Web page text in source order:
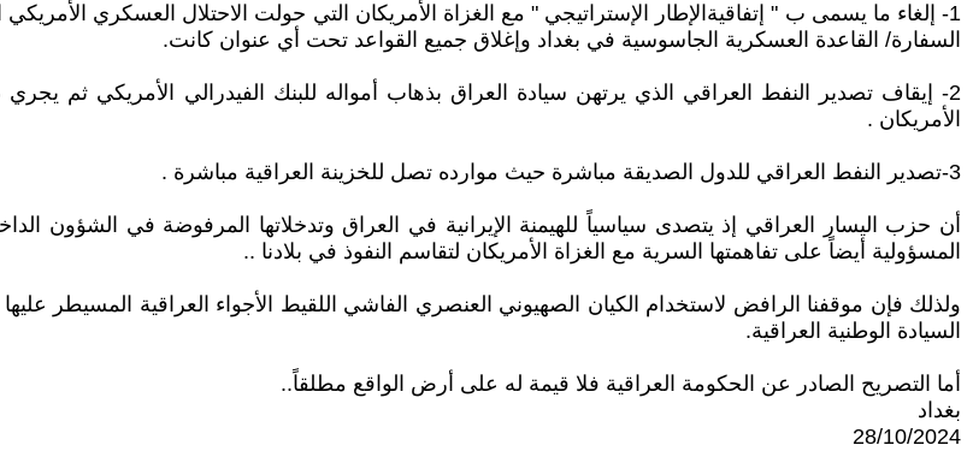
1- إلغاء ما يسمى ب " إتفاقيةالإطار الإستراتيجي " مع الغزاة الأمريكان التي حولت الاحتلال العسكري
السفارة/ القاعدة العسكرية الجاسوسية في بغداد وإغلاق جميع القواعد تحت أي عنوان كانت.
2- إيقاف تصدير النفط العراقي الذي يرتهن سيادة العراق بذهاب أمواله للبنك الفيدرالي الأمريكي ثم
الأمريكان .
3-تصدير النفط العراقي للدول الصديقة مباشرة حيث موارده تصل للخزينة العراقية مباشرة .
أن حزب اليسار العراقي إذ يتصدى سياسياً للهيمنة الإيرانية في العراق وتدخلاتها المرفوضة في الشؤون
المسؤولية أيضاً على تفاهمتها السرية مع الغزاة الأمريكان لتقاسم النفوذ في بلادنا ..
ولذلك فإن موقفنا الرافض لاستخدام الكيان الصهيوني العنصري الفاشي اللقيط الأجواء العراقية المسيطر
السيادة الوطنية العراقية.
أما التصريح الصادر عن الحكومة العراقية فلا قيمة له على أرض الواقع مطلقاً..
بغداد
28/10/2024